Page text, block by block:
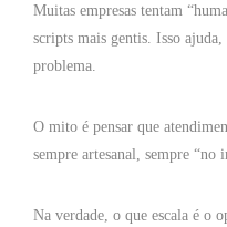
Muitas empresas tentam
scripts mais gentis. Isso
problema.
O mito é pensar que
sempre artesanal, sempre “no
Na verdade, o que escala é o